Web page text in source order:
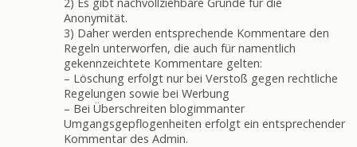
Anonymität.
3) Daher werden entsprechende Kommentare den
Regeln unterworfen, die auch für namentlich
gekennzeichtete Kommentare gelten:
– Löschung erfolgt nur bei Verstoß gegen rechtliche
Regelungen sowie bei Werbung
– Bei Überschreiten blogimmanter
Umgangsgepflogenheiten erfolgt ein entsprechender
Kommentar des Admin.